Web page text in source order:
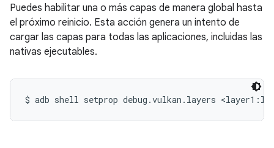
Puedes habilitar una o más capas de manera global hasta
el próximo reinicio. Esta acción genera un intento de
cargar las capas para todas las aplicaciones, incluidas las
nativas ejecutables.